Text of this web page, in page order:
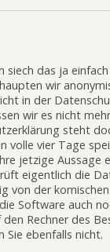
siech das ja
wir
in der
wir es nicht
steht
volle vier Tage
jetzige Aussage
eigentlich die
von der
Software auch
Rechner des
Sie ebenfalls nicht.